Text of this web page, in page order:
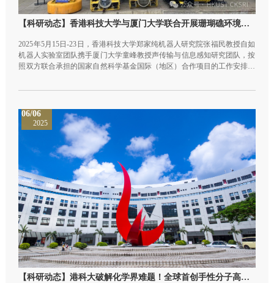
【科研动态】香港科技大学与厦门大学联合开展珊瑚礁环境水下机器人试验：聚焦多学科关键技术，助力珊瑚礁生态保护
2025年5月15日-23日，香港科技大学郑家纯机器人研究院张福民教授自如
机器人实验室团队携手厦门大学童峰教授声传输与信息感知研究团队，按
照双方联合承担的国家自然科学基金国际（地区）合作项目的工作安排，
技术应用于珊瑚礁生态监测与保护的联合试验。 此次联合测试历时多天，
验证了多项关键技术，取得显著成果。此次跨学科跨区域的团队合作，同
时结合了水下机器人技术和珊瑚礁生态保护需求，旨在推动前沿海洋机器
人科技应用于生态环境的长期监测与保护。
06/06
2025
【科研动态】港科大破解化学界难题！全球首创手性分子高效合成新方法